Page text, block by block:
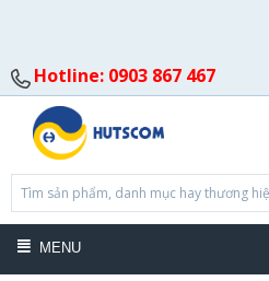
Hotline: 0903 867 467
MENU